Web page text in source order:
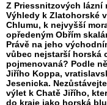
Z Priessnitzových lázní
Výhledy k Zlatohorské
Chlumu, k nejvyšší
opředeným Obřím
Právě na jeho
vůbec nejstarší horská
pojmenovaná? Podle
Jiřího Koppa,
Jesenicka.
výlet k Chatě Jiřího,
do kraje jako horská